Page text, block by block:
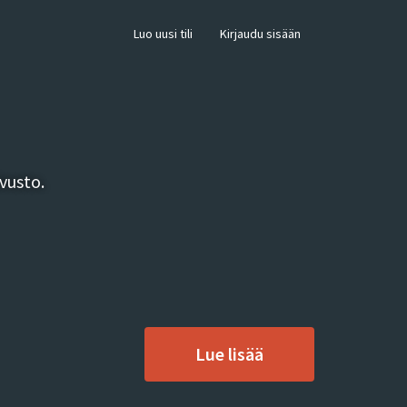
Luo uusi tili Kirjaudu sisään
Lue lisää